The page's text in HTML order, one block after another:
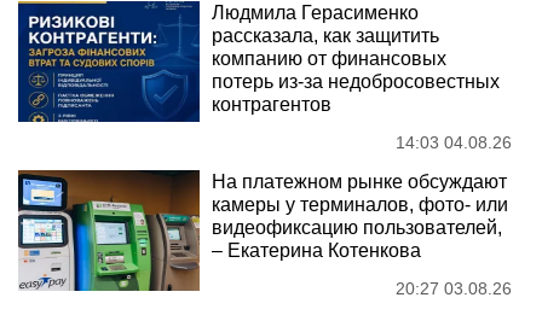
Людмила Герасименко
рассказала, как защитить
компанию от финансовых
потерь из-за недобросовестных
контрагентов
14:03 04.08.26
На платежном рынке обсуждают
камеры у терминалов, фото- или
видеофиксацию пользователей,
– Екатерина Котенкова
20:27 03.08.26